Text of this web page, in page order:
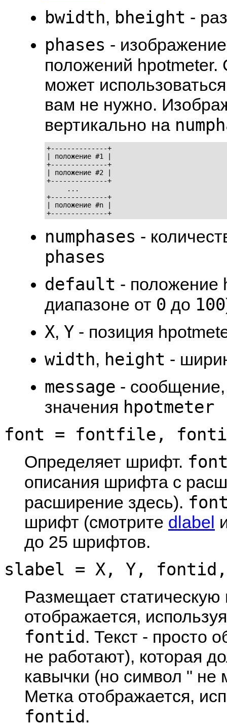
bwidth, bheight -
phases -
положений
может
вам не нужно.
вертикально на
+--------------+
| положение #1 |
+--------------+
| положение #2 |
+--------------+
     ...
+--------------+
| положение #n |
+--------------+
numphases -
phases
default - положение
диапазоне от 0 до 100
X, Y - позиция
width, height -
message -
значения hpotmeter
font = fontfile,
Определяет шрифт.
описания шрифта с
расширение здесь).
шрифт (смотрите dlabel
до 25 шрифтов.
slabel = X, Y,
Размещает
отображается,
fontid. Текст - просто
не работают), которая
кавычки (но символ " не
Метка отображается,
fontid.